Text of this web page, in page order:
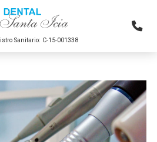
Sanitario: C-15-001338